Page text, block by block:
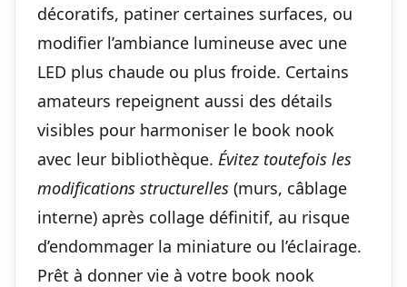
décoratifs, patiner certaines surfaces, ou
modifier l’ambiance lumineuse avec une
LED plus chaude ou plus froide. Certains
amateurs repeignent aussi des détails
visibles pour harmoniser le book nook
avec leur bibliothèque. Évitez toutefois les
modifications structurelles (murs, câblage
interne) après collage définitif, au risque
d’endommager la miniature ou l’éclairage.
Prêt à donner vie à votre book nook